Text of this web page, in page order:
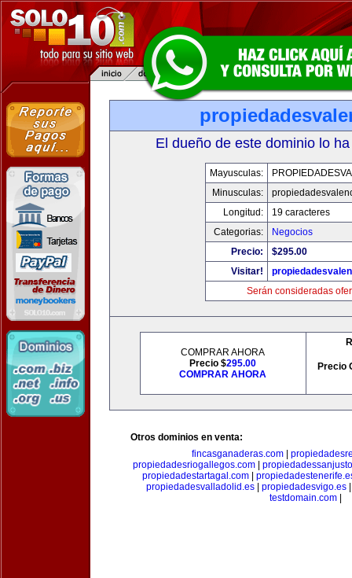
El dueño de este dominio lo
Mayusculas:
Minusculas:
Longitud:
19 caracteres
Categorias:
Negocios
Precio:
$295.00
Visitar!
Serán consideradas
COMPRAR AHORA
Precio $295.00
COMPRAR AHORA
Precio
Otros dominios en venta:
fincasganaderas.com|
propiedadesriogallegos.com|
propiedadestartagal.com|
propiedadesvalladolid.es
propiedadesvigo.es
testdomain.com